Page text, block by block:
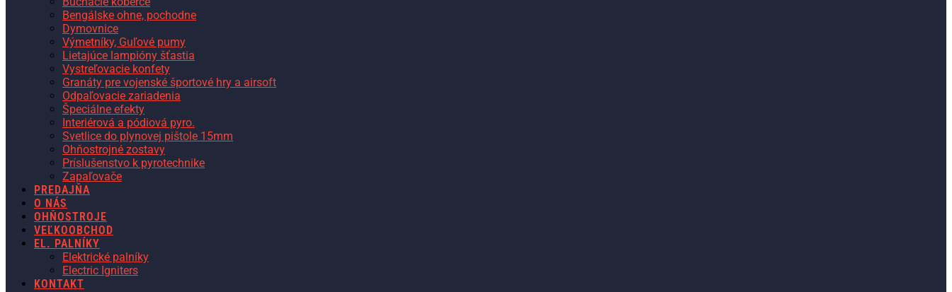
Bengálske ohne, pochodne
Dymovnice
Výmetníky, Guľové pumy
Lietajúce lampióny šťastia
Vystreľovacie konfety
Granáty pre vojenské športové hry a airsoft
Odpaľovacie zariadenia
Špeciálne efekty
Interiérová a pódiová pyro.
Svetlice do plynovej pištole 15mm
Ohňostrojné zostavy
Príslušenstvo k pyrotechnike
Zapaľovače
PREDAJŇA
O NÁS
OHŇOSTROJE
VEĽKOOBCHOD
EL. PALNÍKY
Elektrické palníky
Electric Igniters
KONTAKT